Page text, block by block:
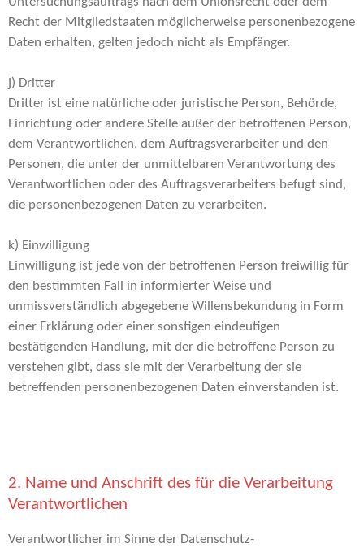
Recht der Mitgliedstaaten möglicherweise personenbezogene
Daten erhalten, gelten jedoch nicht als Empfänger.
j) Dritter
Dritter ist eine natürliche oder juristische Person, Behörde,
Einrichtung oder andere Stelle außer der betroffenen Person,
dem Verantwortlichen, dem Auftragsverarbeiter und den
Personen, die unter der unmittelbaren Verantwortung des
Verantwortlichen oder des Auftragsverarbeiters befugt sind,
die personenbezogenen Daten zu verarbeiten.
k) Einwilligung
Einwilligung ist jede von der betroffenen Person freiwillig für
den bestimmten Fall in informierter Weise und
unmissverständlich abgegebene Willensbekundung in Form
einer Erklärung oder einer sonstigen eindeutigen
bestätigenden Handlung, mit der die betroffene Person zu
verstehen gibt, dass sie mit der Verarbeitung der sie
betreffenden personenbezogenen Daten einverstanden ist.
2. Name und Anschrift des für die Verarbeitung
Verantwortlichen
Verantwortlicher im Sinne der Datenschutz-